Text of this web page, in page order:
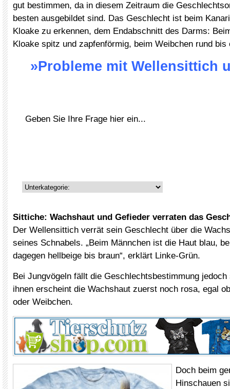
gut bestimmen, da in diesem Zeitraum die
besten ausgebildet sind. Das Geschlecht ist beim
Kloake zu erkennen, dem Endabschnitt des Darms:
Kloake spitz und zapfenförmig, beim Weibchen rund bis
»Probleme mit Wellensittich
Sittiche: Wachshaut und Gefieder verraten das
Der Wellensittich verrät sein Geschlecht über die
seines Schnabels. „Beim Männchen ist die Haut blau,
dagegen hellbeige bis braun“, erklärt Linke-Grün.
Bei Jungvögeln fällt die Geschlechtsbestimmung jedoch
ihnen erscheint die Wachshaut zuerst noch rosa, egal
oder Weibchen.
Doch beim
Hinschauen